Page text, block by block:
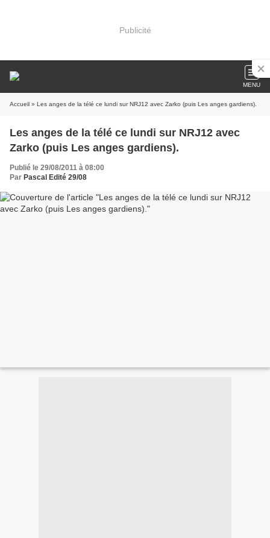
Publicité
MENU
Accueil » Les anges de la télé ce lundi sur NRJ12 avec Zarko (puis Les anges gardiens).
Les anges de la télé ce lundi sur NRJ12 avec
Zarko (puis Les anges gardiens).
Publié le 29/08/2011 à 08:00
Par Pascal Edité 29/08